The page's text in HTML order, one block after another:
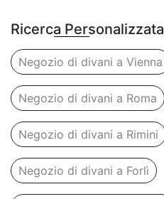
Ricerca Personalizzata
Negozio di divani a Vienna
Negozio di divani a Roma
Negozio di divani a Rimini
Negozio di divani a Forlì